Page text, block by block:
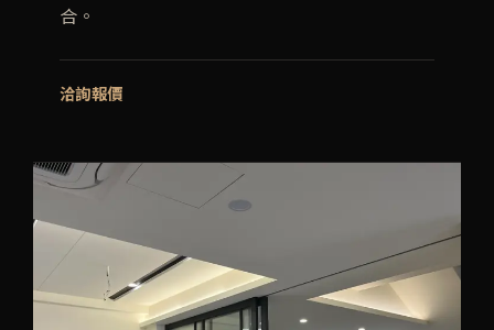
合。
洽詢報價